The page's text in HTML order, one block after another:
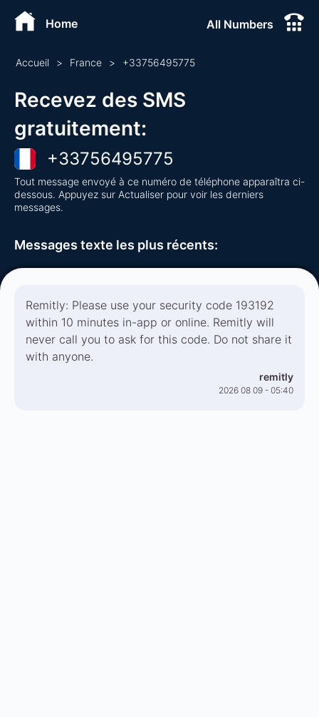
Home All Numbers
Accueil > France > +33756495775
Recevez des SMS
gratuitement:
+33756495775
Tout message envoyé à ce numéro de téléphone apparaîtra ci-
dessous. Appuyez sur Actualiser pour voir les derniers
messages.
Messages texte les plus récents:
Remitly: Please use your security code 193192
within 10 minutes in-app or online. Remitly will
never call you to ask for this code. Do not share it
with anyone.
remitly
2026 08 09 - 05:40